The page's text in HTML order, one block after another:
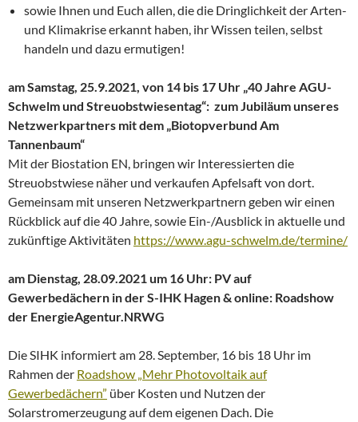
sowie Ihnen und Euch allen, die die Dringlichkeit der Arten-
und Klimakrise erkannt haben, ihr Wissen teilen, selbst
handeln und dazu ermutigen!
am Samstag, 25.9.2021, von 14 bis 17 Uhr „40 Jahre AGU-
Schwelm und Streuobstwiesentag“: zum Jubiläum unseres
Netzwerkpartners mit dem „Biotopverbund Am
Tannenbaum“
Mit der Biostation EN, bringen wir Interessierten die
Streuobstwiese näher und verkaufen Apfelsaft von dort.
Gemeinsam mit unseren Netzwerkpartnern geben wir einen
Rückblick auf die 40 Jahre, sowie Ein-/Ausblick in aktuelle und
zukünftige Aktivitäten https://www.agu-schwelm.de/termine/
am Dienstag, 28.09.2021 um 16 Uhr: PV auf
Gewerbedächern in der S-IHK Hagen & online: Roadshow
der EnergieAgentur.NRWG
Die SIHK informiert am 28. September, 16 bis 18 Uhr im
Rahmen der Roadshow „Mehr Photovoltaik auf
Gewerbedächern” über Kosten und Nutzen der
Solarstromerzeugung auf dem eigenen Dach. Die